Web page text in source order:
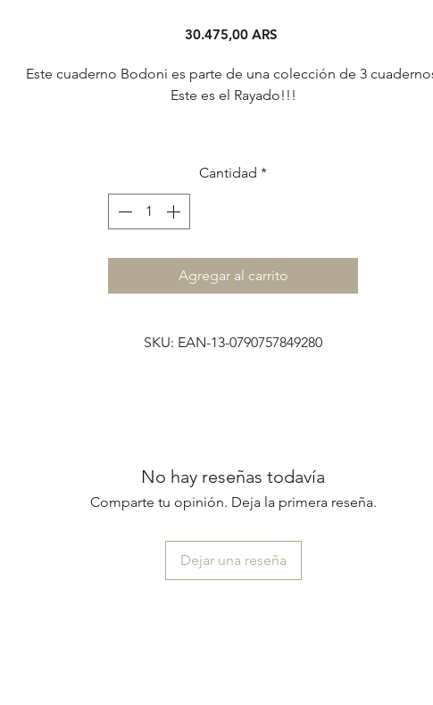
30.475,00 ARSPrecio
Este cuaderno Bodoni es parte de una colección de 3
Este es el Rayado!!!
Por eso se logra el efecto tan lindo de bajo relieve.
Tapas de cartón gris de 2 mm de espesor
e impresas en letterpress
Cantidad *
Agregar al carrito
SKU: EAN-13-0790757849280
No hay reseñas todavía
Comparte tu opinión. Deja la primera reseña.
Dejar una reseña